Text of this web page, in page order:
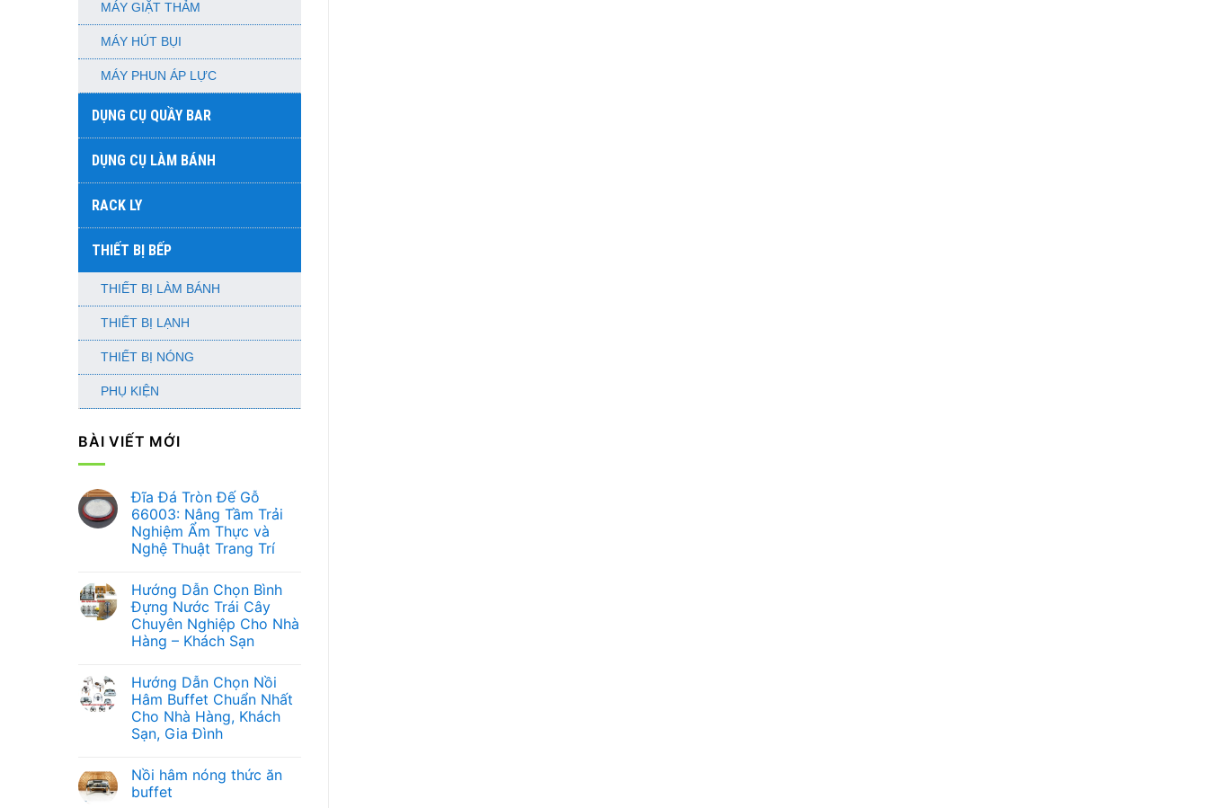
MÁY GIẶT THẢM
MÁY HÚT BỤI
MÁY PHUN ÁP LỰC
DỤNG CỤ QUẦY BAR
DỤNG CỤ LÀM BÁNH
RACK LY
THIẾT BỊ BẾP
THIẾT BỊ LÀM BÁNH
THIẾT BỊ LẠNH
THIẾT BỊ NÓNG
PHỤ KIỆN
BÀI VIẾT MỚI
Đĩa Đá Tròn Đế Gỗ
66003: Nâng Tầm Trải
Nghiệm Ẩm Thực và
Nghệ Thuật Trang Trí
bình
luận
ở
Đĩa
Đá
Tròn
66003:
Nâng
Tầm
Trải
Nghiệm
Ẩm
Nghệ
Thuật
Trang
Hướng Dẫn Chọn Bình
Đựng Nước Trái Cây
Chuyên Nghiệp Cho Nhà
Hàng – Khách Sạn
bình
luận
ở
Hướng
Dẫn
Chọn
Nước
Trái
Cây
Hướng Dẫn Chọn Nồi
Hâm Buffet Chuẩn Nhất
Cho Nhà Hàng, Khách
Sạn, Gia Đình
bình
luận
ở
Nồi hâm nóng thức ăn
buffet